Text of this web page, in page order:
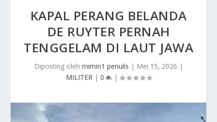
KAPAL PERANG BELANDA
DE RUYTER PERNAH
TENGGELAM DI LAUT JAWA
Diposting oleh mimin1 penulis | Mei 15, 2026 |
MILITER| 0 |